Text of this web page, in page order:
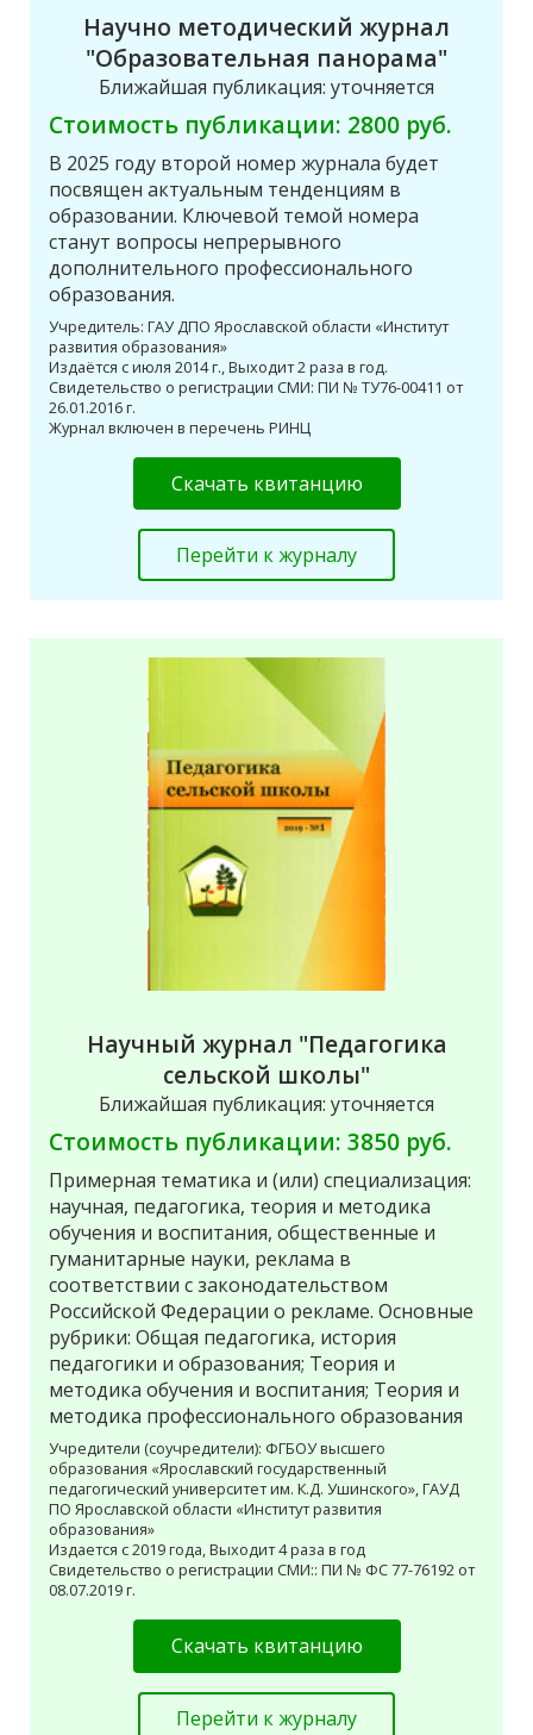
Научно методический журнал
"Образовательная панорама"
Ближайшая публикация: уточняется
Стоимость публикации: 2800 руб.
В 2025 году второй номер журнала будет
посвящен актуальным тенденциям в
образовании. Ключевой темой номера
станут вопросы непрерывного
дополнительного профессионального
образования.
Учредитель: ГАУ ДПО Ярославской области «Институт
развития образования»
Издаётся с июля 2014 г., Выходит 2 раза в год.
Свидетельство о регистрации СМИ: ПИ № ТУ76-00411 от
26.01.2016 г.
Журнал включен в перечень РИНЦ
Скачать квитанцию
Перейти к журналу
Научный журнал "Педагогика
сельской школы"
Ближайшая публикация: уточняется
Стоимость публикации: 3850 руб.
Примерная тематика и (или) специализация:
научная, педагогика, теория и методика
обучения и воспитания, общественные и
гуманитарные науки, реклама в
соответствии с законодательством
Российской Федерации о рекламе. Основные
рубрики: Общая педагогика, история
педагогики и образования; Теория и
методика обучения и воспитания; Теория и
методика профессионального образования
Учредители (соучредители): ФГБОУ высшего
образования «Ярославский государственный
педагогический университет им. К.Д. Ушинского», ГАУД
ПО Ярославской области «Институт развития
образования»
Издается с 2019 года, Выходит 4 раза в год
Свидетельство о регистрации СМИ:: ПИ № ФС 77-76192 от
08.07.2019 г.
Скачать квитанцию
Перейти к журналу